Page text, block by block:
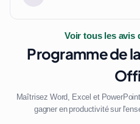
Voir tous les avis
Programme de
Maîtrisez Word, Excel et
gagner en productivité sur